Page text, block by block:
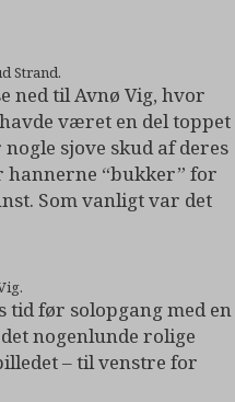
Strand.
ned til Avnø Vig, hvor
været en del toppet
sjove skud af deres
“bukker” for
Som vanligt var det
tid før solopgang med en
nogenlunde rolige
– til venstre for